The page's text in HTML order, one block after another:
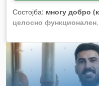
Состојба: многу добро
целосно функционален
, работни
компјутер,
бучава, погон на сите